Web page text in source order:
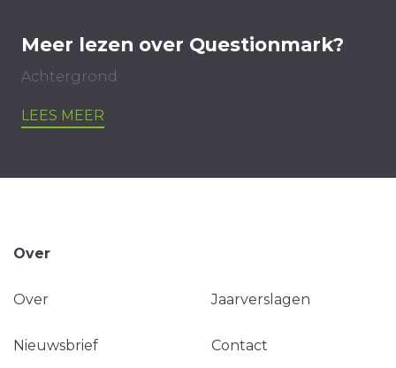
Meer lezen over Questionmark?
Achtergrond
LEES MEER
Over
Over Jaarverslagen
Nieuwsbrief Contact